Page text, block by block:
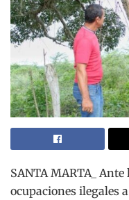
SANTA MARTA_
ocupaciones ilegales